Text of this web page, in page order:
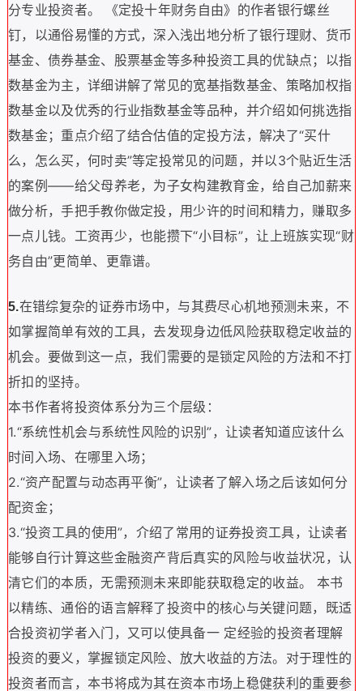
分专业投资者。 《定投十年财务自由》的作者银行螺丝
钉，以通俗易懂的方式，深入浅出地分析了银行理财、货币
基金、债券基金、股票基金等多种投资工具的优缺点；以指
数基金为主，详细讲解了常见的宽基指数基金、策略加权指
数基金以及优秀的行业指数基金等品种，并介绍如何挑选指
数基金；重点介绍了结合估值的定投方法，解决了“买什
么，怎么买，何时卖”等定投常见的问题，并以3个贴近生活
的案例——给父母养老，为子女构建教育金，给自己加薪来
做分析，手把手教你做定投，用少许的时间和精力，赚取多
一点儿钱。工资再少，也能攒下“小目标”，让上班族实现“财
务自由”更简单、更靠谱。
5.在错综复杂的证券市场中，与其费尽心机地预测未来，不
如掌握简单有效的工具，去发现身边低风险获取稳定收益的
机会。要做到这一点，我们需要的是锁定风险的方法和不打
折扣的坚持。
本书作者将投资体系分为三个层级：
1.“系统性机会与系统性风险的识别”，让读者知道应该什么
时间入场、在哪里入场；
2.“资产配置与动态再平衡”，让读者了解入场之后该如何分
配资金；
3.“投资工具的使用”，介绍了常用的证券投资工具，让读者
能够自行计算这些金融资产背后真实的风险与收益状况，认
清它们的本质，无需预测未来即能获取稳定的收益。 本书
以精练、通俗的语言解释了投资中的核心与关键问题，既适
合投资初学者入门，又可以使具备一 定经验的投资者理解
投资的要义，掌握锁定风险、放大收益的方法。对于理性的
投资者而言，本书将成为其在资本市场上稳健获利的重要参